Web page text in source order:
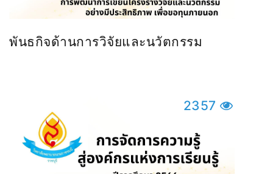
พันธกิจด้านการวิจัยและนวัตกรรม
2357